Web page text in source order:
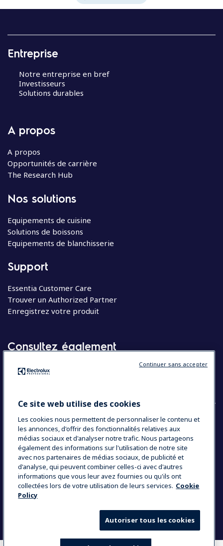
Entreprise
Notre entreprise en bref
Investisseurs
Solutions durables
A propos
A propos
Opportunités de carrière
The Research Hub
Nos solutions
Equipements de cuisine
Solutions de boissons
Equipements de blanchisserie
Support
Essentia Customer Care
Trouver un Authorized Partner
Enregistrez votre produit
Consultez également
Molteni
Appareils électroménagers
COUNTRY AND LANGUAGE
VOTRE SÉLECTION : BELGIQUE
Data Privacy Statement
Cookie Policy
Conditions générales de vente
Ce site web utilise des cookies
Les cookies nous permettent de personnaliser le contenu et
les annonces, d'offrir des fonctionnalités relatives aux
médias sociaux et d'analyser notre trafic. Nous partageons
également des informations sur l'utilisation de notre site
avec nos partenaires de médias sociaux, de publicité et
d'analyse, qui peuvent combiner celles-ci avec d'autres
informations que vous leur avez fournies ou qu'ils ont
collectées lors de votre utilisation de leurs services. Cookie
Policy
Autoriser tous les cookies
Continuer sans accepter